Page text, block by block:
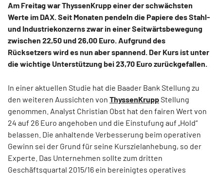
Am Freitag war ThyssenKrupp einer der schwächsten
Werte im DAX. Seit Monaten pendeln die Papiere des Stahl-
und Industriekonzerns zwar in einer Seitwärtsbewegung
zwischen 22,50 und 26,00 Euro. Aufgrund des
Rücksetzers wird es nun aber spannend. Der Kurs ist unter
die wichtige Unterstützung bei 23,70 Euro zurückgefallen.
In einer aktuellen Studie hat die Baader Bank Stellung zu
den weiteren Aussichten von ThyssenKruppStellung
genommen. Analyst Christian Obst hat den fairen Wert von
24 auf 26 Euro angehoben und die Einstufung auf „Hold“
belassen. Die anhaltende Verbesserung beim operativen
Gewinn sei der Grund für seine Kurszielanhebung, so der
Experte. Das Unternehmen sollte zum dritten
Geschäftsquartal 2015/16 ein bereinigtes operatives